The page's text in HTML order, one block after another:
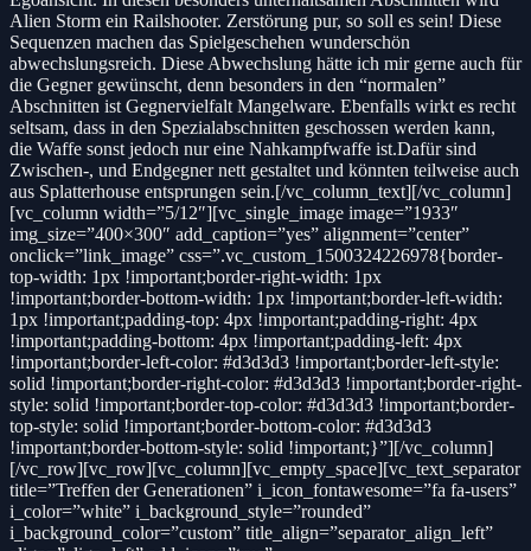
Alien Storm ein Railshooter. Zerstörung pur, so soll es sein! Diese
Sequenzen machen das Spielgeschehen wunderschön
abwechslungsreich. Diese Abwechslung hätte ich mir gerne auch für
die Gegner gewünscht, denn besonders in den “normalen”
Abschnitten ist Gegnervielfalt Mangelware. Ebenfalls wirkt es recht
seltsam, dass in den Spezialabschnitten geschossen werden kann,
die Waffe sonst jedoch nur eine Nahkampfwaffe ist.Dafür sind
Zwischen-, und Endgegner nett gestaltet und könnten teilweise auch
aus Splatterhouse entsprungen sein.[/vc_column_text][/vc_column]
[vc_column width=”5/12″][vc_single_image image=”1933″
img_size=”400×300″ add_caption=”yes” alignment=”center”
onclick=”link_image” css=”.vc_custom_1500324226978{border-
top-width: 1px !important;border-right-width: 1px
!important;border-bottom-width: 1px !important;border-left-width:
1px !important;padding-top: 4px !important;padding-right: 4px
!important;padding-bottom: 4px !important;padding-left: 4px
!important;border-left-color: #d3d3d3 !important;border-left-style:
solid !important;border-right-color: #d3d3d3 !important;border-right-
style: solid !important;border-top-color: #d3d3d3 !important;border-
top-style: solid !important;border-bottom-color: #d3d3d3
!important;border-bottom-style: solid !important;}”][/vc_column]
[/vc_row][vc_row][vc_column][vc_empty_space][vc_text_separator
title=”Treffen der Generationen” i_icon_fontawesome=”fa fa-users”
i_color=”white” i_background_style=”rounded”
i_background_color=”custom” title_align=”separator_align_left”